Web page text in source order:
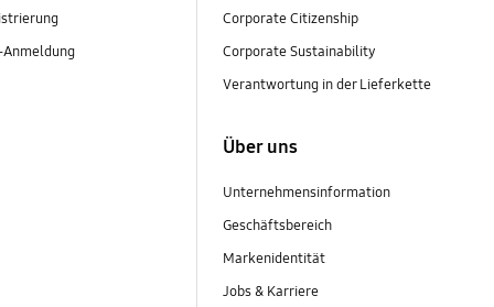
Corporate Citizenship
Corporate Sustainability
Verantwortung in der Lieferkette
Über uns
Unternehmensinformation
Geschäftsbereich
Markenidentität
Jobs & Karriere